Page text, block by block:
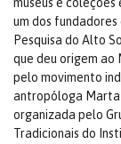
um dos
Pesquisa do Alto
que deu origem ao
pelo movimento
antropóloga Marta
organizada pelo
Tradicionais do